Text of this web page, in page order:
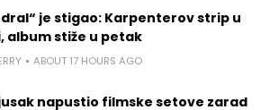
je stigao: Karpenterov strip u
album stiže u petak
ABOUT 17 HOURS AGO
napustio filmske setove zarad